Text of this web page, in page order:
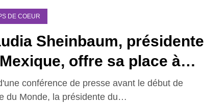
DE COEUR
Sheinbaum, présidente
offre sa place à
femme !
conférence de presse avant le début de
du Monde, la présidente du…